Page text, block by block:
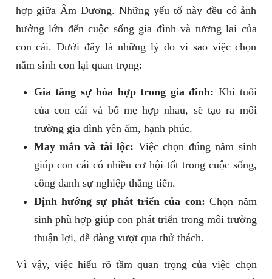
hợp giữa Âm Dương. Những yếu tố này đều có ảnh
hưởng lớn đến cuộc sống gia đình và tương lai của
con cái. Dưới đây là những lý do vì sao việc chọn
năm sinh con lại quan trọng:
Gia tăng sự hòa hợp trong gia đình: Khi tuổi
của con cái và bố mẹ hợp nhau, sẽ tạo ra môi
trường gia đình yên ấm, hạnh phúc.
May mắn và tài lộc: Việc chọn đúng năm sinh
giúp con cái có nhiều cơ hội tốt trong cuộc sống,
công danh sự nghiệp thăng tiến.
Định hướng sự phát triển của con: Chọn năm
sinh phù hợp giúp con phát triển trong môi trường
thuận lợi, dễ dàng vượt qua thử thách.
Vì vậy, việc hiểu rõ tầm quan trọng của việc chọn